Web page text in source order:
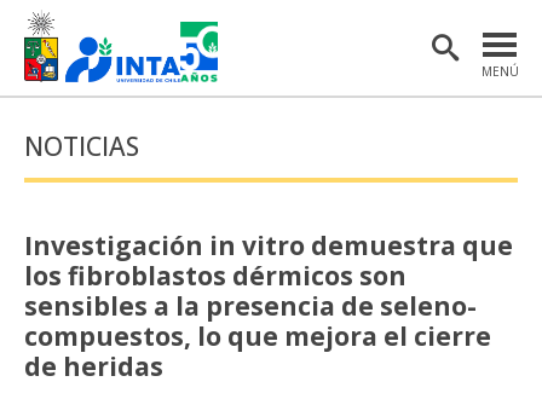
MENÚ
INSTITUTO
INVESTIGACIÓN
EXTENSIÓN Y COMUNICACIONES
NOTICIAS
Investigación in vitro demuestra que
los fibroblastos dérmicos son
sensibles a la presencia de seleno-
compuestos, lo que mejora el cierre
de heridas